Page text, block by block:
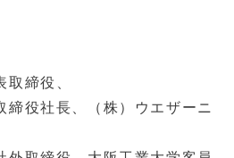
締役、
締役社長、（株）ウエザーニ